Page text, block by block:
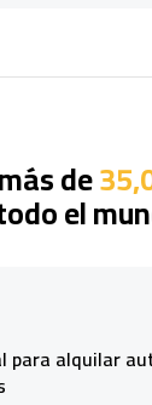
de
el
para alquilar